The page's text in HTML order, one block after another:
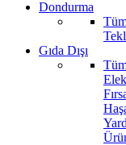
Dondurma
Gıda Dışı